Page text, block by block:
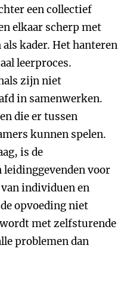
een collectief
elkaar scherp met
kader. Het hanteren
leerproces.
zijn niet
in samenwerken.
die er tussen
kunnen spelen.
is de
voor
individuen en
opvoeding niet
met zelfsturende
problemen dan